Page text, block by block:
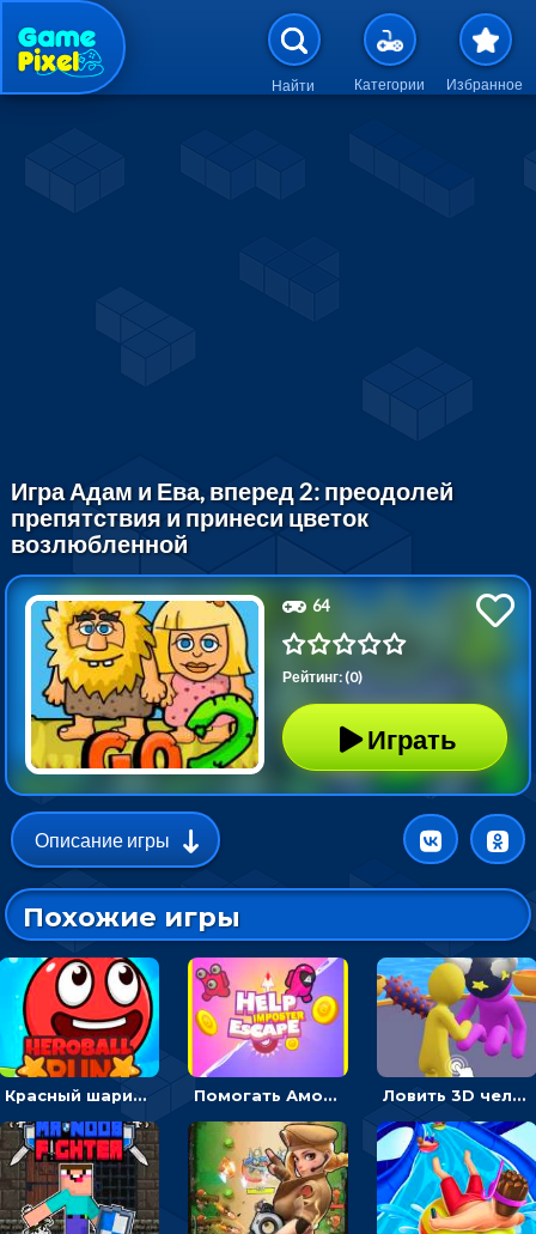
Перейти к основному
Найти Категории Избранное
Игра Адам и Ева, вперед 2: преодолей
препятствия и принеси цветок
возлюбленной
64
Рейтинг: (0)
Играть
Описание игры
Похожие игры
Красный шарик-герой в бегах: прыгать, чтобы избегать препятствий Помогать Амонг Ас бежать из комнаты через преграды - приключения Ловить 3D человечком своего цвета и собирать драгоценности - гиперказуалка